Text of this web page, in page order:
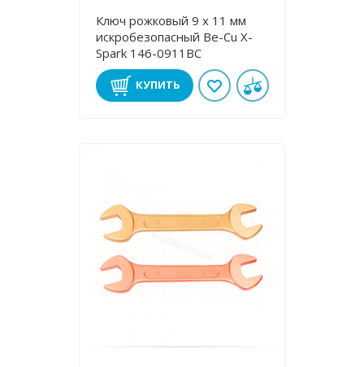
Ключ рожковый 9 х 11 мм
искробезопасный Be-Cu X-
Spark 146-0911BC
КУПИТЬ